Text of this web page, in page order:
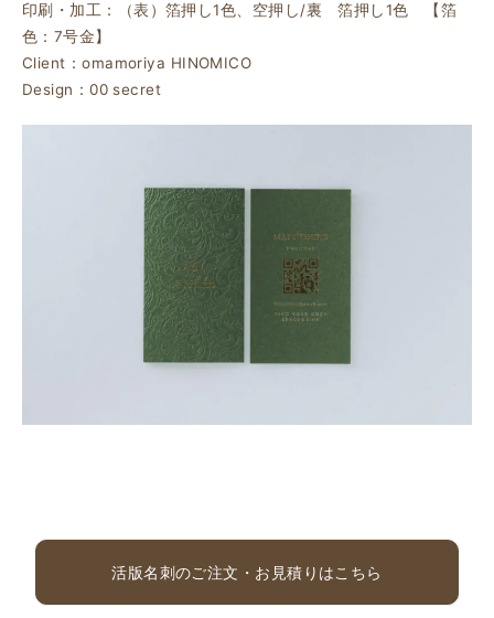
印刷・加工：（表）箔押し1色、空押し/裏 箔押し1色 【箔
色：7号金】
Client：omamoriya HINOMICO
Design：00 secret
活版名刺のご注文・お見積りはこちら